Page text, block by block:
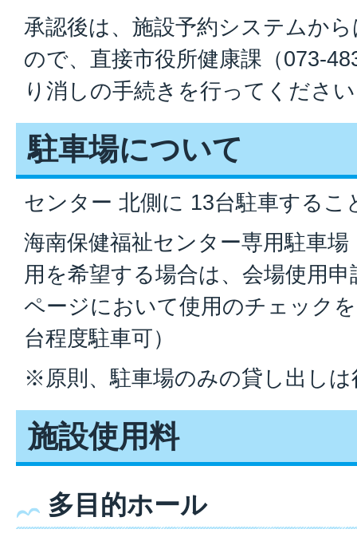
承認後は、施設予約システムか
ので、直接市役所健康課（073-
り消しの手続きを行ってくださ
駐車場について
センター 北側に 13台駐車するこ
海南保健福祉センター専用駐車
用を希望する場合は、会場使用
ページにおいて使用のチェック
台程度駐車可）
※原則、駐車場のみの貸し出し
施設使用料
多目的ホール